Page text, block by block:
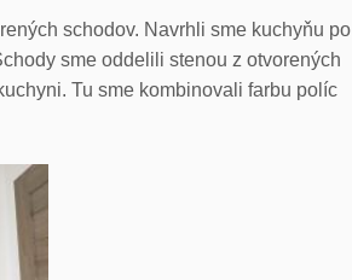
schodov. Navrhli sme kuchyňu po
sme oddelili stenou z otvorených
Tu sme kombinovali farbu políc